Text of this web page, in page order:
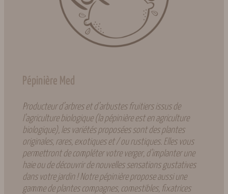
Pépinière Med
Producteur d’arbres et d’arbustes fruitiers issus de
l’agriculture biologique (la pépinière est en agriculture
biologique), les variétés proposées sont des plantes
originales, rares, exotiques et / ou rustiques. Elles vous
permettront de compléter votre verger, d’implanter une
haie ou de découvrir de nouvelles sensations gustatives
dans votre jardin ! Notre pépinière propose aussi une
gamme de plantes compagnes, comestibles, fixatrices